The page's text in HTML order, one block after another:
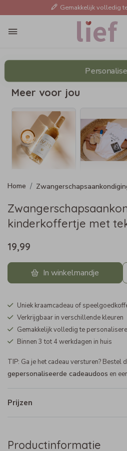
Gemakkelijk volledig
Meer voor jou
kinderkoffertje met
19,99
In winkelmandje
Uniek kraamcadeau of
Verkrijgbaar in verschillende kleuren
Gemakkelijk volledig te
Binnen 3 tot 4 werkdagen in huis
TIP: Ga je het cadeau versturen? Bestel
gepersonaliseerde cadeaudoos en
Prijzen
Productinformatie